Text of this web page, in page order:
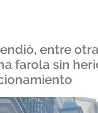
entre
farola sin